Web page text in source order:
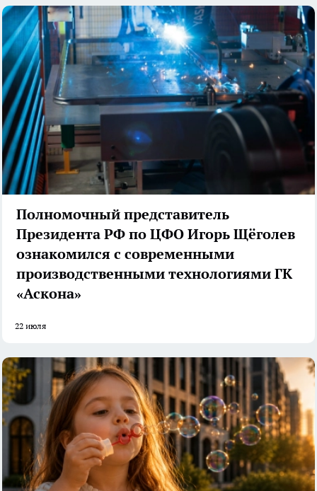
Полномочный представитель
Президента РФ по ЦФО Игорь Щёголев
ознакомился с современными
производственными технологиями ГК
«Аскона»
22 июля